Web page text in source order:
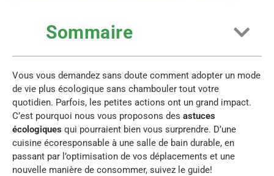
Sommaire
Vous vous demandez sans doute comment adopter un mode
de vie plus écologique sans chambouler tout votre
quotidien. Parfois, les petites actions ont un grand impact.
C’est pourquoi nous vous proposons des astuces
écologiques qui pourraient bien vous surprendre. D’une
cuisine écoresponsable à une salle de bain durable, en
passant par l’optimisation de vos déplacements et une
nouvelle manière de consommer, suivez le guide!